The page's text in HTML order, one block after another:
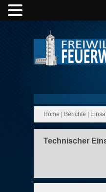
Home Berichte
Technischer